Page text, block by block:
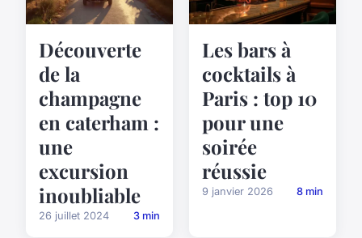
Découverte
de la
champagne
en caterham :
une
excursion
inoubliable
26 juillet 2024 3 min
Les bars à
cocktails à
Paris : top 10
pour une
soirée
réussie
9 janvier 2026 8 min